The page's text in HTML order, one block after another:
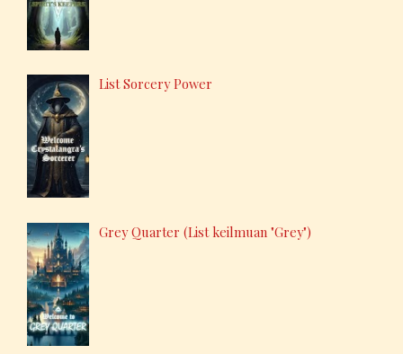
List Sorcery Power
Grey Quarter (List keilmuan "Grey")